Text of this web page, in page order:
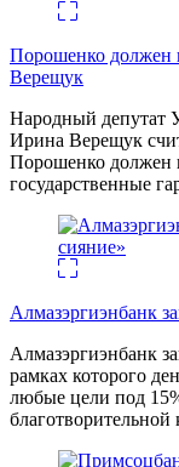
Порошенко должен
Верещук
Народный депутат
Ирина Верещук
Порошенко должен
государственные
Алмазэргиэнбанк
Алмазэргиэнбанк
рамках которого
любые цели под